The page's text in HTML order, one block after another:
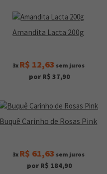
Amandita Lacta 200g
3x R$ 12,63 sem juros
por R$ 37,90
Buquê Carinho de Rosas Pink
3x R$ 61,63 sem juros
por R$ 184,90